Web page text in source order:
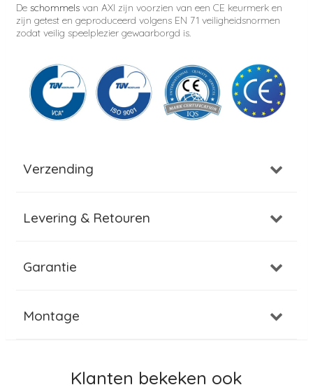
De schommels van AXI zijn voorzien van een CE keurmerk en
zijn getest en geproduceerd volgens EN 71 veiligheidsnormen
zodat veilig speelplezier gewaarborgd is.
Verzending
Levering & Retouren
Garantie
Montage
Klanten bekeken ook